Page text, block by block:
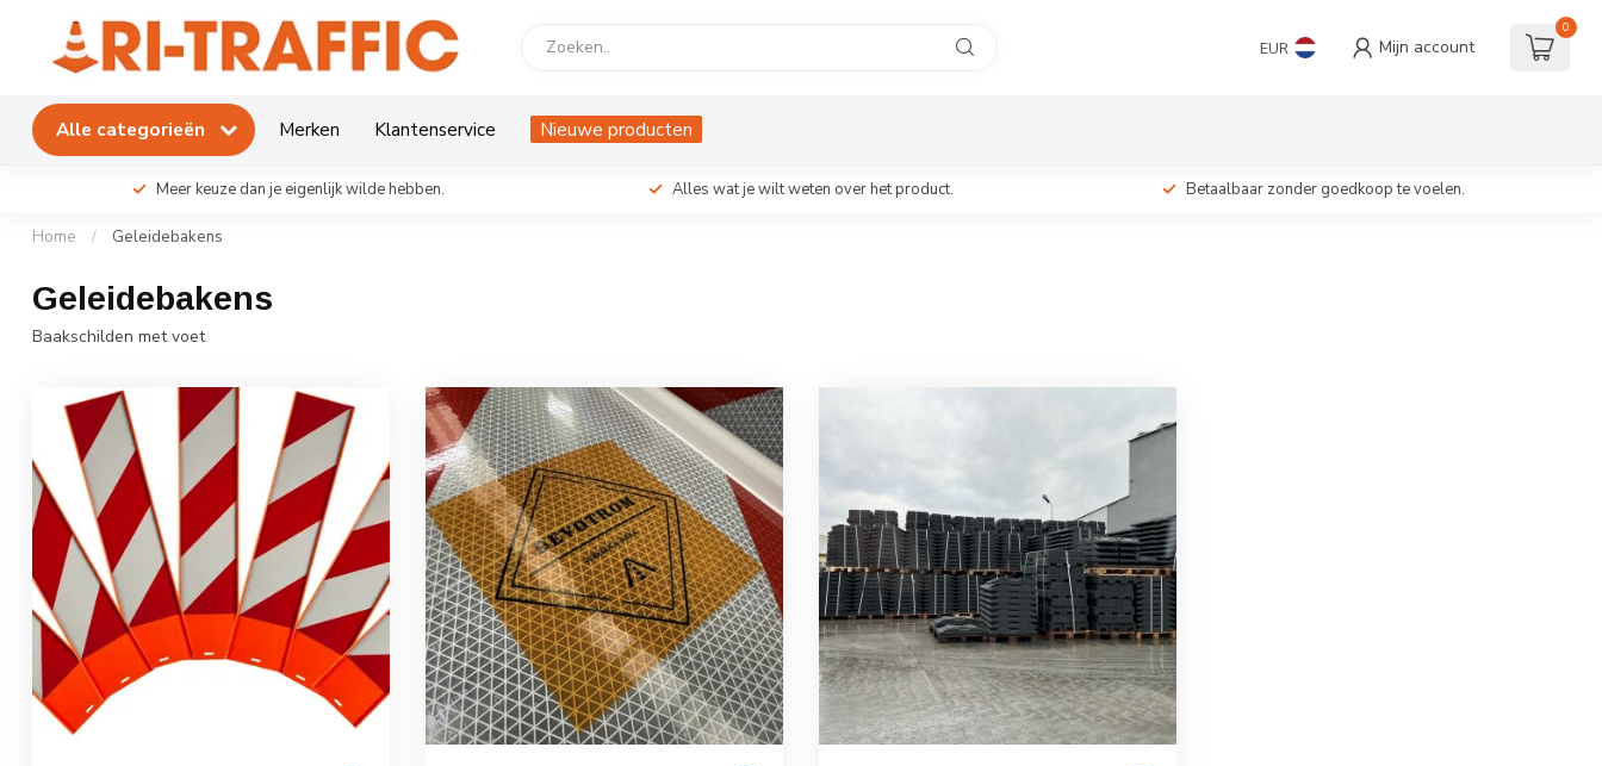
EUR Mijn account
0
Alle categorieën Merken Klantenservice Nieuwe producten
Meer keuze dan je eigenlijk wilde hebben. Alles wat je wilt weten over het product. Betaalbaar zonder goedkoop te voelen.
Home / Geleidebakens
Geleidebakens
Baakschilden met voet